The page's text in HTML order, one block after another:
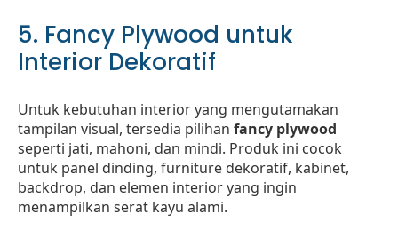
5. Fancy Plywood untuk
Interior Dekoratif
Untuk kebutuhan interior yang mengutamakan
tampilan visual, tersedia pilihan fancy plywood
seperti jati, mahoni, dan mindi. Produk ini cocok
untuk panel dinding, furniture dekoratif, kabinet,
backdrop, dan elemen interior yang ingin
menampilkan serat kayu alami.